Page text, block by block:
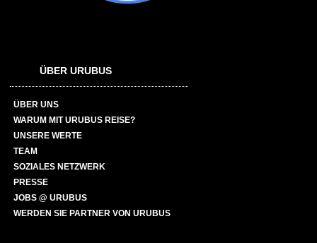
ÜBER URUBUS
ÜBER UNS
WARUM MIT URUBUS REISE?
UNSERE WERTE
TEAM
SOZIALES NETZWERK
PRESSE
JOBS @ URUBUS
WERDEN SIE PARTNER VON URUBUS